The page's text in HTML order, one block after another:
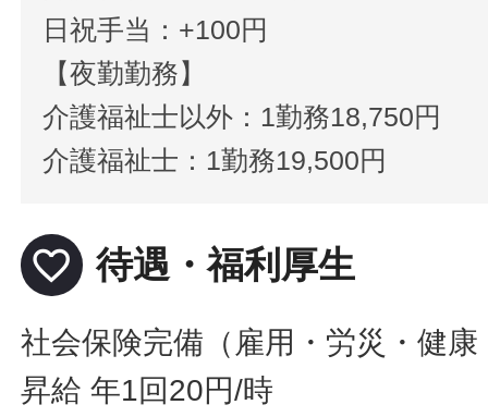
日祝手当：+100円
【夜勤勤務】
介護福祉士以外：1勤務18,750円
介護福祉士：1勤務19,500円
favorite_border 待遇・福利厚生
社会保険完備（雇用・労災・健康
昇給 年1回20円/時